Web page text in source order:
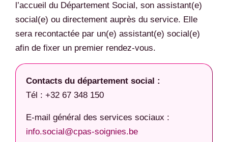
l’accueil du Département Social, son assistant(e)
social(e) ou directement auprès du service. Elle
sera recontactée par un(e) assistant(e) social(e)
afin de fixer un premier rendez-vous.
Contacts du département social :
Tél : +32 67 348 150
E-mail général des services sociaux :
info.social@cpas-soignies.be